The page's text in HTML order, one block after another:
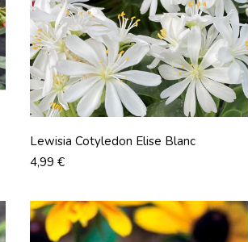
Lewisia Cotyledon Elise Blanc
Prix
4,99 €